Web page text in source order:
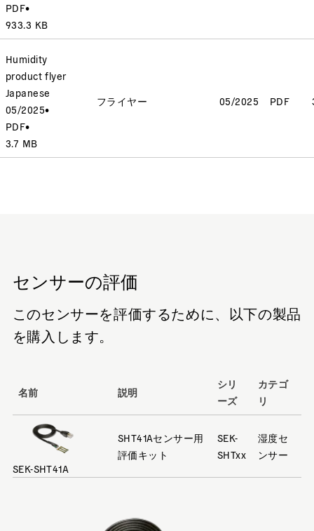
PDF•
933.3 KB
Humidity
product flyer
Japanese
05/2025•
PDF•
3.7 MB
フライヤー 05/2025 PDF
センサーの評価
このセンサーを評価するために、以下の製品
を購入します。
名前 説明
シリ
ーズ
カテゴ
リ
SEK-SHT41A
SHT41Aセンサー用
評価キット
SEK-
SHTxx
湿度セ
ンサー